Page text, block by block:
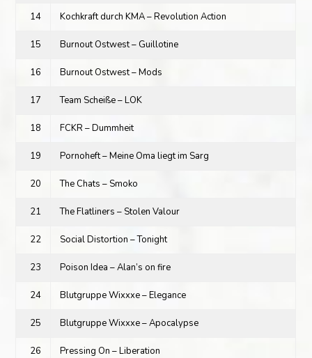
14 Kochkraft durch KMA – Revolution Action
15 Burnout Ostwest – Guillotine
16 Burnout Ostwest – Mods
17 Team Scheiße – LOK
18 FCKR – Dummheit
19 Pornoheft – Meine Oma liegt im Sarg
20 The Chats – Smoko
21 The Flatliners – Stolen Valour
22 Social Distortion – Tonight
23 Poison Idea – Alan’s on fire
24 Blutgruppe Wixxxe – Elegance
25 Blutgruppe Wixxxe – Apocalypse
26 Pressing On – Liberation